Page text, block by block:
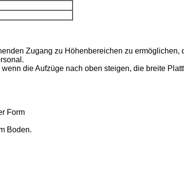
Zugang zu Höhenbereichen zu ermöglichen,
die Aufzüge nach oben steigen, die breite
Form
Boden.